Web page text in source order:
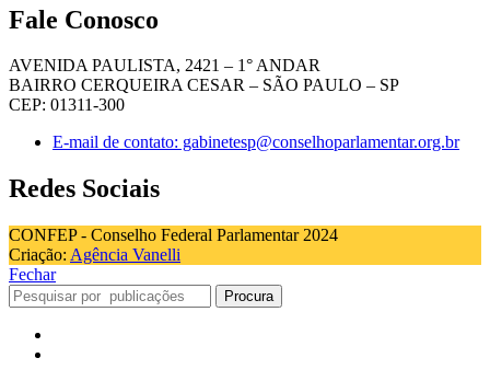
Fale Conosco
AVENIDA PAULISTA, 2421 – 1° ANDAR
BAIRRO CERQUEIRA CESAR – SÃO PAULO – SP
CEP: 01311-300
E-mail de contato: gabinetesp@conselhoparlamentar.org.br
Redes Sociais
CONFEP - Conselho Federal Parlamentar 2024
Criação: Agência Vanelli
Fechar
Procura